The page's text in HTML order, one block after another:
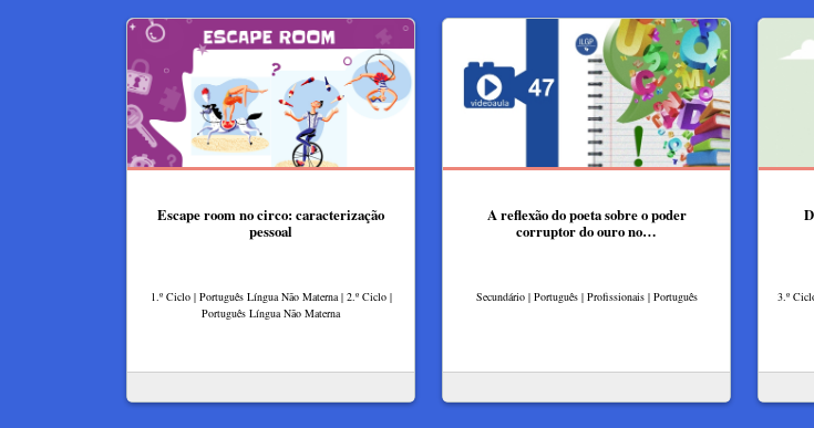
Escape room no circo: caracterização
pessoal
1.º Ciclo | Português Língua Não Materna | 2.º Ciclo |
Português Língua Não Materna
A reflexão do poeta sobre o poder
corruptor do ouro no…
Secundário | Português | Profissionais | Português
3.º